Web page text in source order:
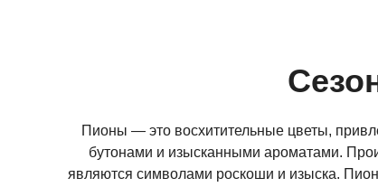
Пионы — это восхитительные цветы,
бутонами и изысканными ароматами.
являются символами роскоши и изыска.